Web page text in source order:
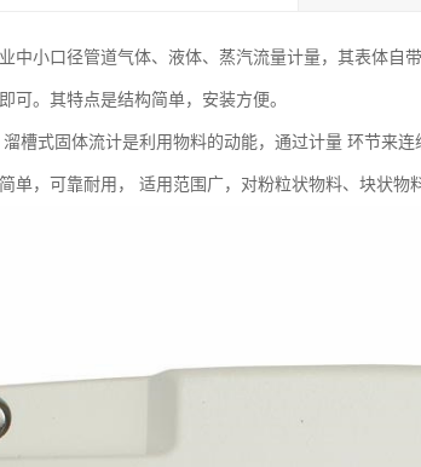
中小口径管道气体、液体、蒸汽流量计量，其表体自
可。其特点是结构简单，安装方便。
槽式固体流计是利用物料的动能，通过计量 环节来
单，可靠耐用， 适用范围广，对粉粒状物料、块状物